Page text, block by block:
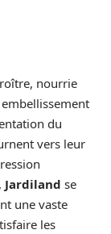
nourrie
embellissement
du
vers leur
Jardiland se
une vaste
les